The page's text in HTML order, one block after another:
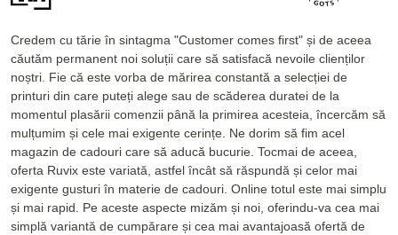
Credem cu tărie în sintagma "Customer comes first" și de aceea
căutăm permanent noi soluții care să satisfacă nevoile clienților
noștri. Fie că este vorba de mărirea constantă a selecției de
printuri din care puteți alege sau de scăderea duratei de la
momentul plasării comenzii până la primirea acesteia, încercăm să
mulțumim și cele mai exigente cerințe. Ne dorim să fim acel
magazin de cadouri care să aducă bucurie. Tocmai de aceea,
oferta Ruvix este variată, astfel încât să răspundă și celor mai
exigente gusturi în materie de cadouri. Online totul este mai simplu
și mai rapid. Pe aceste aspecte mizăm și noi, oferindu-va cea mai
simplă variantă de cumpărare și cea mai avantajoasă ofertă de